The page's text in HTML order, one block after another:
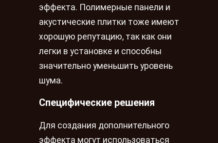
эффекта. Полимерные панели и
акустические плитки тоже имеют
хорошую репутацию, так как они
легки в установке и способны
значительно уменьшить уровень
шума.
Специфические решения
Для создания дополнительного
эффекта могут использоваться